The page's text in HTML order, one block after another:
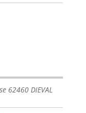
62460 DIEVAL